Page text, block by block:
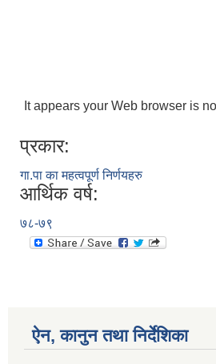
It appears your Web browser is
प्रकार:
गा.पा का महत्वपूर्ण निर्णयहरु
आर्थिक वर्ष:
७८-७९
ऐन, कानुन तथा निर्देशिका